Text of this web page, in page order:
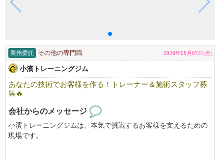
業務委託 その他の専門職 2026年08月07日(金)
小濱トレーニングジム
あなたの技術でお客様を作る！トレーナー＆施術スタッフ募
集🔥
会社からのメッセージ
小濱トレーニングジムは、本気で挑戦するお客様を支えるための
現場です。